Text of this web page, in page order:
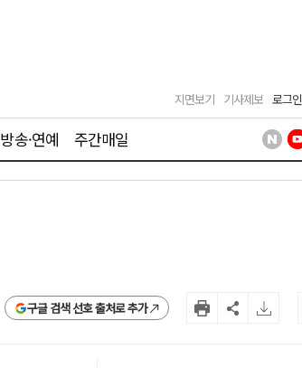
지면보기 기사제보 로그인
방송·연예 주간매일
구글 검색 선호 출처로 추가